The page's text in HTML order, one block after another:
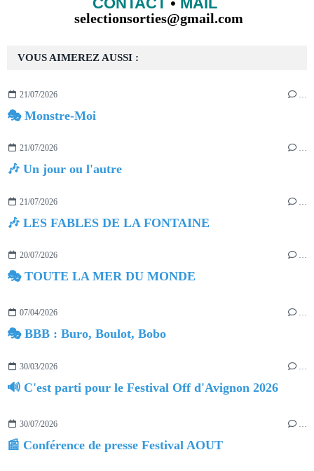
VOUS AIMEREZ AUSSI :
21/07/2026 …
🎭 Monstre-Moi
21/07/2026 …
🎶 Un jour ou l'autre
21/07/2026
🎶 LES FABLES DE LA FONTAINE
20/07/2026 …
🎭 TOUTE LA MER DU MONDE
07/04/2026 …
🎭 BBB : Buro, Boulot, Bobo
30/03/2026
🔊 C'est parti pour le Festival Off d'Avignon 2026
30/07/2026 …
📰 Conférence de presse Festival AOUT
selectionsorties@gmail.com